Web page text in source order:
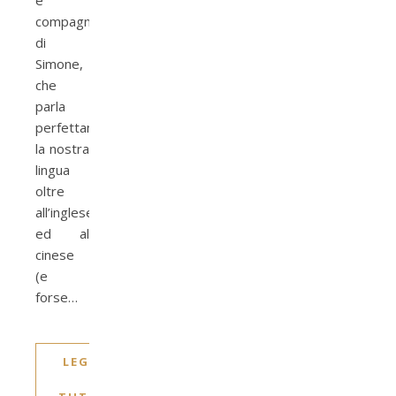
compagna
di
Simone,
che
parla
perfettamente
la nostra
lingua
oltre
all’inglese
ed al
cinese
(e
forse…
LEGGI